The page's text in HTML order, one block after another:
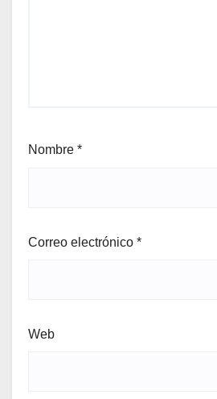
Nombre *
Correo electrónico *
Web